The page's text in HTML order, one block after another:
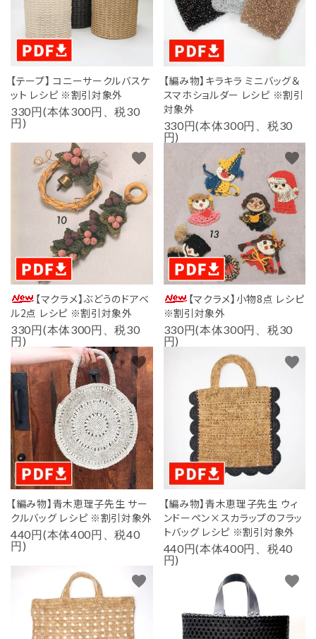
WORKSHOP
講座
NEWS
お知らせ
SHOP
店舗
CONTACT
お問い合わせ
【テープ】 コニーサークルバスケ
ット レシピ ※割引対象外
330円(本体300円、税30
円)
【編み物】キラキラ ミニバッグ＆
スマホショルダー レシピ ※割引
対象外
330円(本体300円、税30
円)
【マクラメ】ぶどうのドアベ
ル2点 レシピ ※割引対象外
330円(本体300円、税30
円)
favorite
【マクラメ】小物8点 レシピ
※割引対象外
330円(本体300円、税30
円)
favorite
【編み物】青木恵理子先生 サー
クルバッグ レシピ ※割引対象外
440円(本体400円、税40
円)
favorite
【編み物】青木恵理子先生 ウィ
ンドーペン×スカラップのフラッ
トバッグ レシピ ※割引対象外
440円(本体400円、税40
円)
favorite
favorite favorite